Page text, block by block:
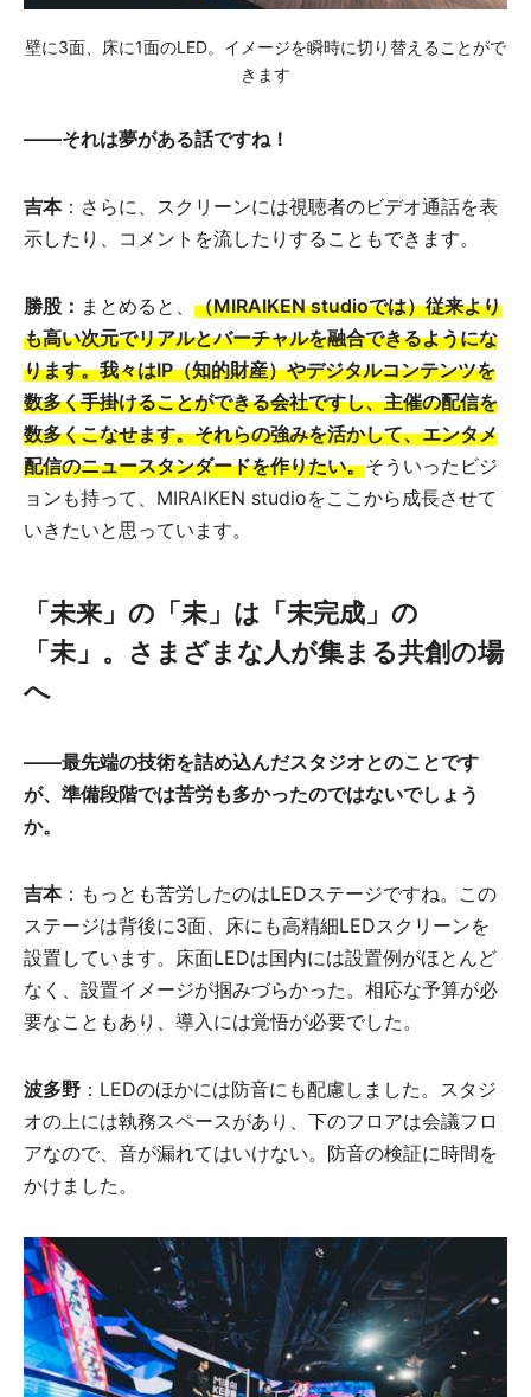
壁に3面、床に1面のLED。イメージを瞬時に切り替えることがで
きます
――それは夢がある話ですね！
吉本：さらに、スクリーンには視聴者のビデオ通話を表
示したり、コメントを流したりすることもできます。
勝股： まとめると、 （MIRAIKEN studioでは）従来より
も高い次元でリアルとバーチャルを融合できるようにな
ります。我々はIP（知的財産）やデジタルコンテンツを
数多く手掛けることができる会社ですし、主催の配信を
数多くこなせます。それらの強みを活かして、エンタメ
配信のニュースタンダードを作りたい。そういったビジ
ョンも持って、MIRAIKEN studioをここから成長させて
いきたいと思っています。
「未来」の「未」は「未完成」の
「未」。さまざまな人が集まる共創の場
へ
――最先端の技術を詰め込んだスタジオとのことです
が、準備段階では苦労も多かったのではないでしょう
か。
吉本：もっとも苦労したのはLEDステージですね。この
ステージは背後に3面、床にも高精細LEDスクリーンを
設置しています。床面LEDは国内には設置例がほとんど
なく、設置イメージが掴みづらかった。相応な予算が必
要なこともあり、導入には覚悟が必要でした。
波多野 ：LEDのほかには防音にも配慮しました。スタジ
オの上には執務スペースがあり、下のフロアは会議フロ
アなので、音が漏れてはいけない。防音の検証に時間を
かけました。